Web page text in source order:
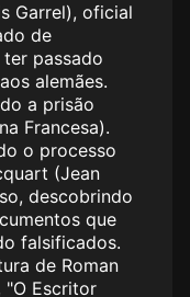
Garrel), oficial
de
passado
alemães.
a prisão
Francesa).
o processo
(Jean
descobrindo
que
falsificados.
de Roman
"O Escritor